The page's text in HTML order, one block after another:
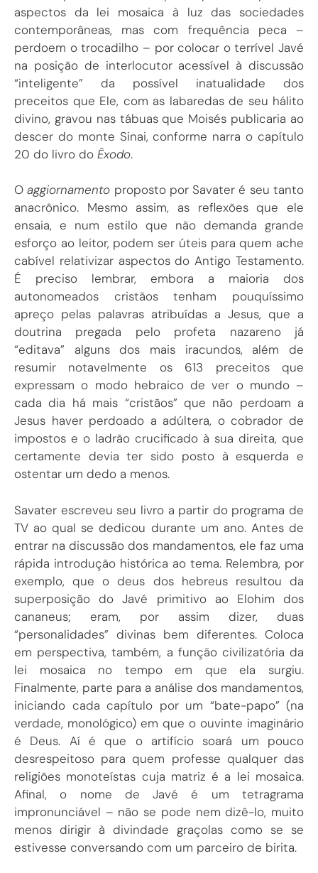
aspectos da lei mosaica à luz das sociedades
contemporâneas, mas com frequência peca –
perdoem o trocadilho – por colocar o terrível Javé
na posição de interlocutor acessível à discussão
“inteligente” da possível inatualidade dos
preceitos que Ele, com as labaredas de seu hálito
divino, gravou nas tábuas que Moisés publicaria ao
descer do monte Sinai, conforme narra o capítulo
20 do livro do Êxodo.
Oaggiornamento proposto por Savater é seu tanto
anacrônico. Mesmo assim, as reflexões que ele
ensaia, e num estilo que não demanda grande
esforço ao leitor, podem ser úteis para quem ache
cabível relativizar aspectos do Antigo Testamento.
É preciso lembrar, embora a maioria dos
autonomeados cristãos tenham pouquíssimo
apreço pelas palavras atribuídas a Jesus, que a
doutrina pregada pelo profeta nazareno já
“editava” alguns dos mais iracundos, além de
resumir notavelmente os 613 preceitos que
expressam o modo hebraico de ver o mundo –
cada dia há mais “cristãos” que não perdoam a
Jesus haver perdoado a adúltera, o cobrador de
impostos e o ladrão crucificado à sua direita, que
certamente devia ter sido posto à esquerda e
ostentar um dedo a menos.
Savater escreveu seu livro a partir do programa de
TV ao qual se dedicou durante um ano. Antes de
entrar na discussão dos mandamentos, ele faz uma
rápida introdução histórica ao tema. Relembra, por
exemplo, que o deus dos hebreus resultou da
superposição do Javé primitivo ao Elohim dos
cananeus; eram, por assim dizer, duas
“personalidades” divinas bem diferentes. Coloca
em perspectiva, também, a função civilizatória da
lei mosaica no tempo em que ela surgiu.
Finalmente, parte para a análise dos mandamentos,
iniciando cada capítulo por um “bate-papo” (na
verdade, monológico) em que o ouvinte imaginário
é Deus. Aí é que o artifício soará um pouco
desrespeitoso para quem professe qualquer das
religiões monoteístas cuja matriz é a lei mosaica.
Afinal, o nome de Javé é um tetragrama
impronunciável – não se pode nem dizê-lo, muito
menos dirigir à divindade graçolas como se se
estivesse conversando com um parceiro de birita.